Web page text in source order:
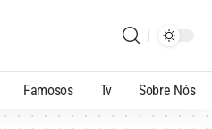
Famosos Tv Sobre Nós